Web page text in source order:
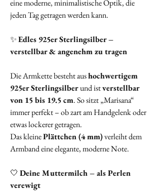
eine moderne, minimalistische Optik, die
jeden Tag getragen werden kann.
✨Edles 925er Sterlingsilber –
verstellbar & angenehm zu tragen
Die Armkette besteht aushochwertigem
925er Sterlingsilberund istverstellbar
von 15 bis 19.5 cm. So sitzt „Marisana“
immer perfekt – ob zart am Handgelenk oder
etwas lockerer getragen.
Das kleinePlättchen (4 mm)verleiht dem
Armband eine elegante, moderne Note.
🤍 Deine Muttermilch – als Perlen
verewigt